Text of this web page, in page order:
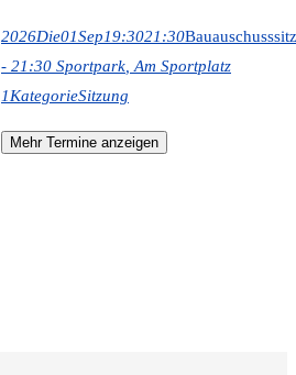
2026Die01Sep19:3021:30
- 21:30 Sportpark , Am Sportplatz
1KategorieSitzung
Mehr Termine anzeigen